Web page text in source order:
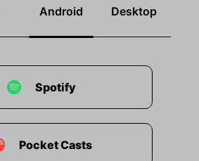
Android Desktop
Spotify
Pocket Casts